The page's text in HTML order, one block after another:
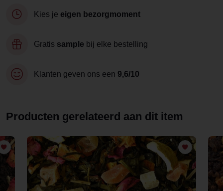
Kies je eigen bezorgmoment
Gratis sample bij elke bestelling
Klanten geven ons een 9,6/10
Producten gerelateerd aan dit item